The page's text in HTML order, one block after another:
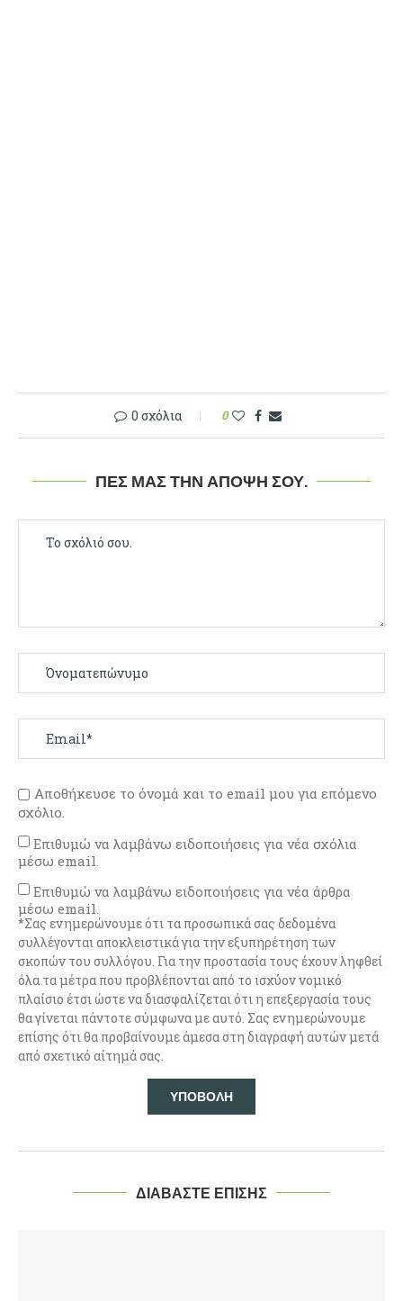
0 σχόλια 0
ΠΕΣ ΜΑΣ ΤΗΝ ΆΠΟΨΉ ΣΟΥ.
Αποθήκευσε το όνομά και το email μου για επόμενο
σχόλιο.
Επιθυμώ να λαμβάνω ειδοποιήσεις για νέα σχόλια
μέσω email.
Επιθυμώ να λαμβάνω ειδοποιήσεις για νέα άρθρα
μέσω email.
*Σας ενημερώνουμε ότι τα προσωπικά σας δεδομένα
συλλέγονται αποκλειστικά για την εξυπηρέτηση των
σκοπών του συλλόγου. Για την προστασία τους έχουν ληφθεί
όλα τα μέτρα που προβλέπονται από το ισχύον νομικό
πλαίσιο έτσι ώστε να διασφαλίζεται ότι η επεξεργασία τους
θα γίνεται πάντοτε σύμφωνα με αυτό. Σας ενημερώνουμε
επίσης ότι θα προβαίνουμε άμεσα στη διαγραφή αυτών μετά
από σχετικό αίτημά σας.
ΔΙΑΒΑΣΤΕ ΕΠΙΣΗΣ